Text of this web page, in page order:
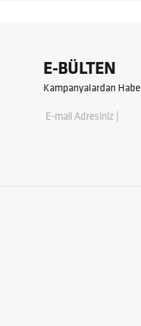
E-BÜLTEN
Kampanyalardan
E-mail Adresiniz |